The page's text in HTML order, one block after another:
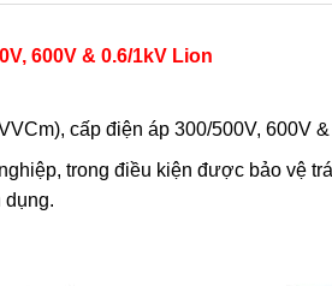
600V & 0.6/1kV Lion
cấp điện áp 300/500V, 600V
trong điều kiện được bảo vệ
dụng.